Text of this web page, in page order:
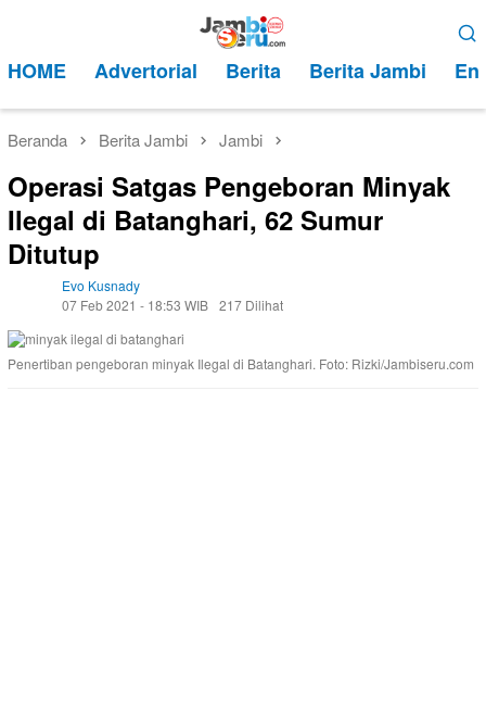
kontenMobile
HOME Advertorial Berita Berita Jambi
Beranda Berita Jambi Jambi
Operasi Satgas Pengeboran Minyak
Ilegal di Batanghari, 62 Sumur
Ditutup
Evo Kusnady
07 Feb 2021 - 18:53 WIB 217 Dilihat
Penertiban pengeboran minyak Ilegal di Batanghari. Foto: Rizki/Jambiseru.com